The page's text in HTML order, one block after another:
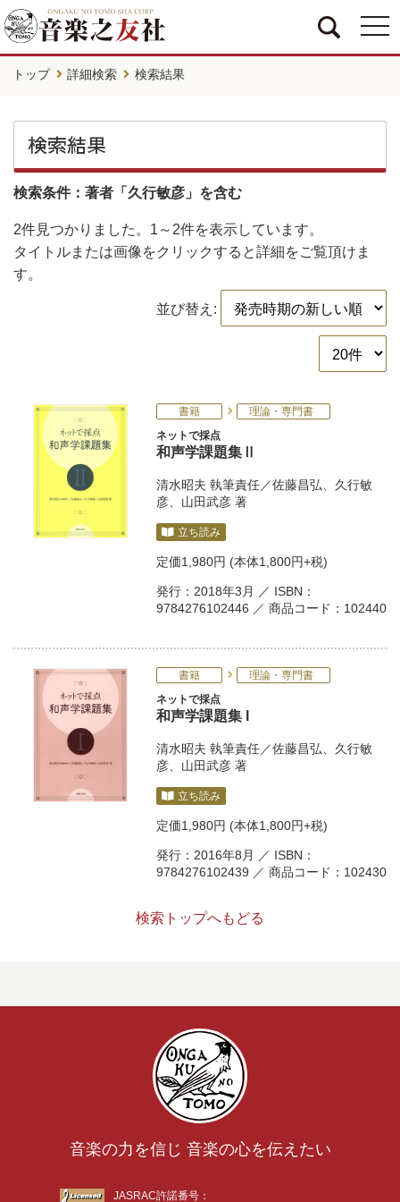
トップ 詳細検索 検索結果
検索結果
検索条件：著者「久行敏彦」を含む
2件見つかりました。 1～2件を表示しています。
タイトルまたは画像をクリックすると詳細をご覧頂けま
す。
並び替え:
書籍
理論・専門書
ネットで採点
和声学課題集Ⅱ
清水昭夫 執筆責任／佐藤昌弘
久行敏
彦
山田武彦 著
立ち読み
定価1,980円 (本体1,800円+税)
発行：2018年3月 ／ ISBN：
9784276102446 ／ 商品コード：102440
書籍
理論・専門書
ネットで採点
和声学課題集 I
清水昭夫 執筆責任／佐藤昌弘
久行敏
彦
山田武彦 著
立ち読み
定価1,980円 (本体1,800円+税)
発行：2016年8月 ／ ISBN：
9784276102439 ／ 商品コード：102430
検索トップへもどる
音楽の力を信じ 音楽の心を伝えたい
JASRAC許諾番号：